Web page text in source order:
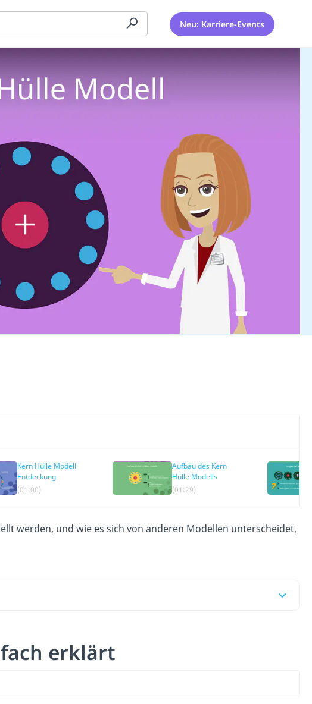
Neu: Karriere-Events
Kern Hülle Modell
Entdeckung
(01:00)
Aufbau des Kern
Hülle Modells
(01:29)
werden, und wie es sich von anderen Modellen unterscheidet,
erklärt